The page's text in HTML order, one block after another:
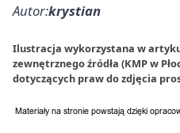
Autor:krystian
Ilustracja wykorzystana w
zewnętrznego źródła (KMP w
dotyczących praw do zdjęcia